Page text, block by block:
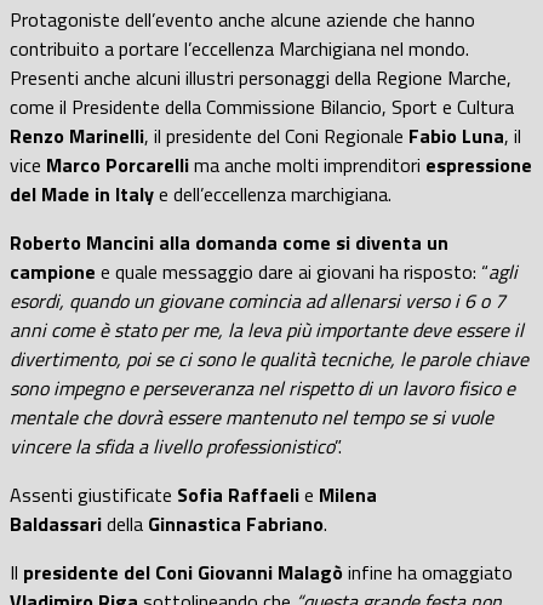
Protagoniste dell’evento anche alcune aziende che hanno
contribuito a portare l’eccellenza Marchigiana nel mondo.
Presenti anche alcuni illustri personaggi della Regione Marche,
come il Presidente della Commissione Bilancio, Sport e Cultura
Renzo Marinelli, il presidente del Coni Regionale Fabio Luna, il
vice Marco Porcarellima anche molti imprenditori espressione
del Made in Italye dell’eccellenza marchigiana.
Roberto Mancini alla domanda come si diventa un
campione e quale messaggio dare ai giovani ha risposto: “agli
esordi, quando un giovane comincia ad allenarsi verso i 6 o 7
anni come è stato per me, la leva più importante deve essere il
divertimento, poi se ci sono le qualità tecniche, le parole chiave
sono impegno e perseveranza nel rispetto di un lavoro fisico e
mentale che dovrà essere mantenuto nel tempo se si vuole
vincere la sfida a livello professionistico”.
Assenti giustificate Sofia Raffaelie Milena
Baldassaridella Ginnastica Fabriano.
Il presidente del Coni Giovanni Malagòinfine ha omaggiato